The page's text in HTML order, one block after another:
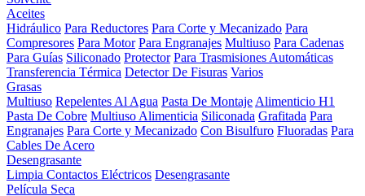
Aceites
Hidráulico Para Reductores Para Corte y Mecanizado Para
Compresores Para Motor Para Engranajes Multiuso Para Cadenas
Para Guías Siliconado Protector Para Trasmisiones Automáticas
Transferencia Térmica Detector De Fisuras Varios
Grasas
Multiuso Repelentes Al Agua Pasta De Montaje Alimenticio H1
Pasta De Cobre Multiuso Alimenticia Siliconada Grafitada Para
Engranajes Para Corte y Mecanizado Con Bisulfuro Fluoradas Para
Cables De Acero
Desengrasante
Limpia Contactos Eléctricos Desengrasante
Película Seca